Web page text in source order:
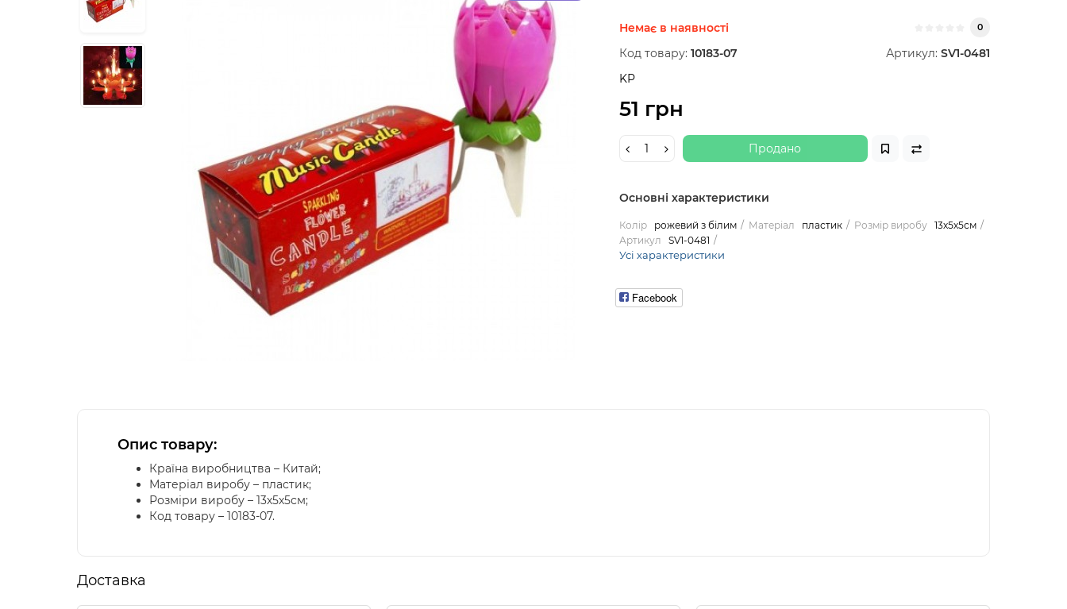
Немає в наявності 0
Код товару: 10183-07 Артикул: SV1-0481
KP
51 грн
Продано
Основні характеристики
Колір рожевий з білим Матеріал пластик Розмір виробу
13х5х5см
Артикул
SV1-0481
Усі характеристики
Facebook
Опис товару:
Країна виробництва – Китай;
Матеріал виробу – пластик;
Розміри виробу – 13х5х5см;
Код товару – 10183-07.
Доставка